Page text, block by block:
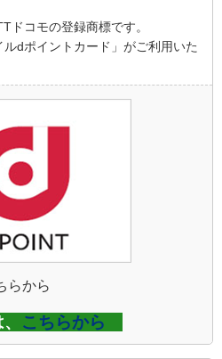
ドコモの登録商標です。
ルdポイントカード」がご利用いた
らから
こちらから